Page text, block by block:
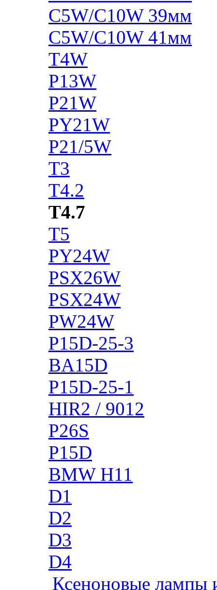
C5W/C10W 39мм
C5W/C10W 41мм
T4W
P13W
P21W
PY21W
P21/5W
T3
T4.2
T4.7
T5
PY24W
PSX26W
PSX24W
PW24W
P15D-25-3
BA15D
P15D-25-1
HIR2 / 9012
P26S
P15D
BMW H11
D1
D2
D3
D4
Ксеноновые лампы